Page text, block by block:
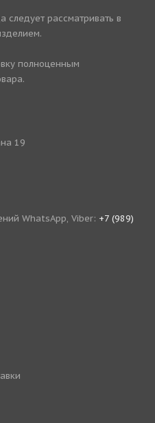
следует рассматривать в
полноценным
19
WhatsApp, Viber: +7 (989)